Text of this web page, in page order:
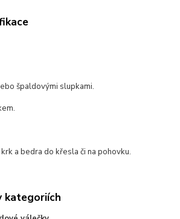
špaldovými slupkami.
a bedra do křesla či na pohovku.
kategoriích